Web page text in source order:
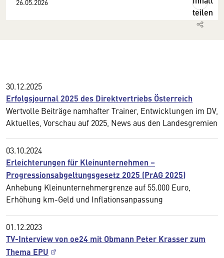
26.05.2026
teilen
30.12.2025
Erfolgsjournal 2025 des Direktvertriebs Österreich
Wertvolle Beiträge namhafter Trainer, Entwicklungen im DV,
Aktuelles, Vorschau auf 2025, News aus den Landesgremien
03.10.2024
Erleichterungen für Kleinunternehmen –
Progressionsabgeltungsgesetz 2025 (PrAG 2025)
Anhebung Kleinunternehmergrenze auf 55.000 Euro,
Erhöhung km-Geld und Inflationsanpassung
01.12.2023
TV-Interview von oe24 mit Obmann Peter Krasser zum
Thema EPU